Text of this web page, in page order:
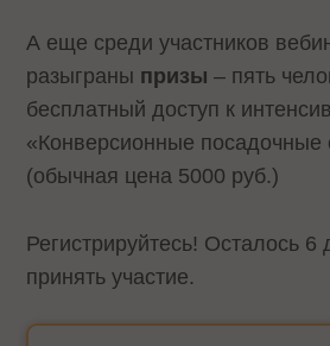
А еще среди участников
разыграны призы– пять
бесплатный доступ к
«Конверсионные посадочные
(обычная цена 5000 руб.)
Регистрируйтесь! Осталось 6
принять участие.